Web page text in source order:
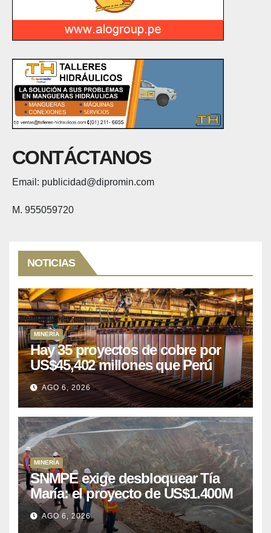
CONTÁCTANOS
Email: publicidad@dipromin.com
M. 955059720
NOTICIAS
MINERÍA
Hay 35 proyectos de cobre por
US$45,402 millones que Perú
puede aprovechar
AGO 6, 2026
MINERÍA
SNMPE exige desbloquear Tía
María: el proyecto de US$1.400M
que Perú lleva 15 años
posponiendo
AGO 6, 2026